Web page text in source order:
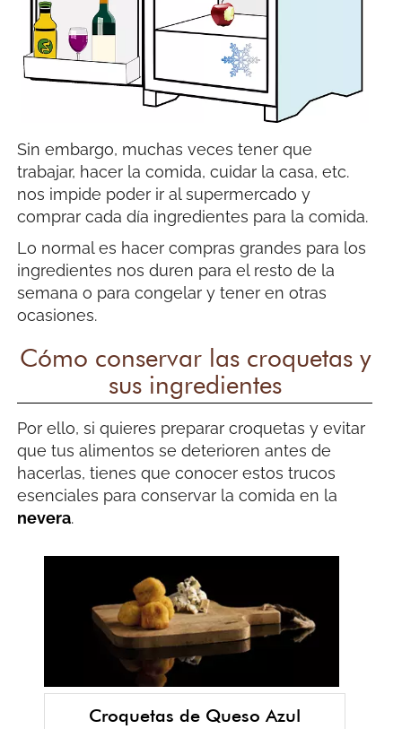
Sin embargo, muchas veces tener que
trabajar, hacer la comida, cuidar la casa, etc.
nos impide poder ir al supermercado y
comprar cada día ingredientes para la comida.
Lo normal es hacer compras grandes para los
ingredientes nos duren para el resto de la
semana o para congelar y tener en otras
ocasiones.
Cómo conservar las croquetas y
sus ingredientes
Por ello, si quieres preparar croquetas y evitar
que tus alimentos se deterioren antes de
hacerlas, tienes que conocer estos trucos
esenciales para conservar la comida en la
nevera.
Croquetas de Queso Azul